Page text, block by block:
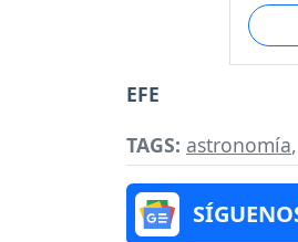
EFE
TAGS: astronomía,